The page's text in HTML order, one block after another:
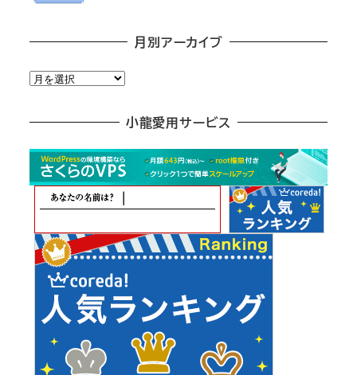
月別アーカイブ
月
カ
小龍愛用サービス